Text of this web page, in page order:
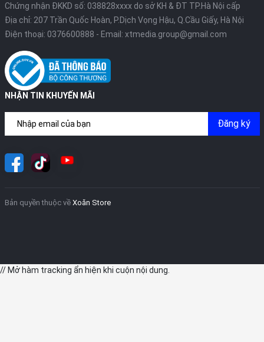
Chứng nhận ĐKKD số: 038828xxxx do sở KH & ĐT TP.Hà Nội cấp
Địa chỉ: 207 Trần Quốc Hoàn, P.Dịch Vọng Hậu, Q.Cầu Giấy, Hà Nội
Điện thoại: 0376600888 - Email: xtmedia.group@gmail.com
NHẬN TIN KHUYẾN MÃI
Đăng ký
Bản quyền thuộc về Xoăn Store
// Mở hàm tracking ẩn hiện khi cuộn nội dung.